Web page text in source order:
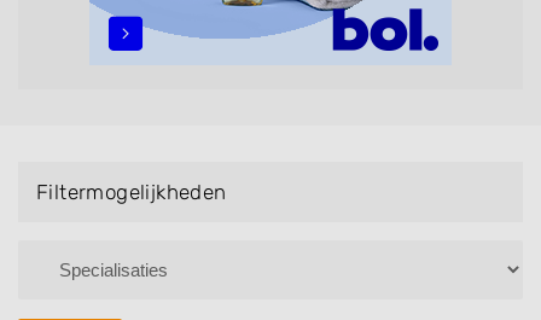
filteren met behulp van de specialisatie filter en u
Filtermogelijkheden